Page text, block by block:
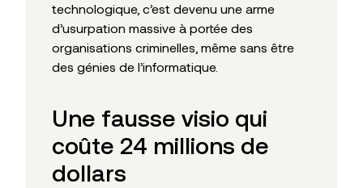
technologique, c’est devenu une arme
d’usurpation massive à portée des
organisations criminelles, même sans être
des génies de l’informatique.
Une fausse visio qui
coûte 24 millions de
dollars